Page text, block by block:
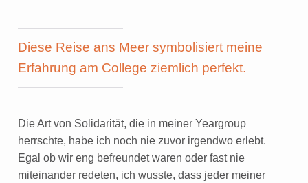
Diese Reise ans Meer symbolisiert meine
Erfahrung am College ziemlich perfekt.
Die Art von Solidarität, die in meiner Yeargroup
herrschte, habe ich noch nie zuvor irgendwo erlebt.
Egal ob wir eng befreundet waren oder fast nie
miteinander redeten, ich wusste, dass jeder meiner